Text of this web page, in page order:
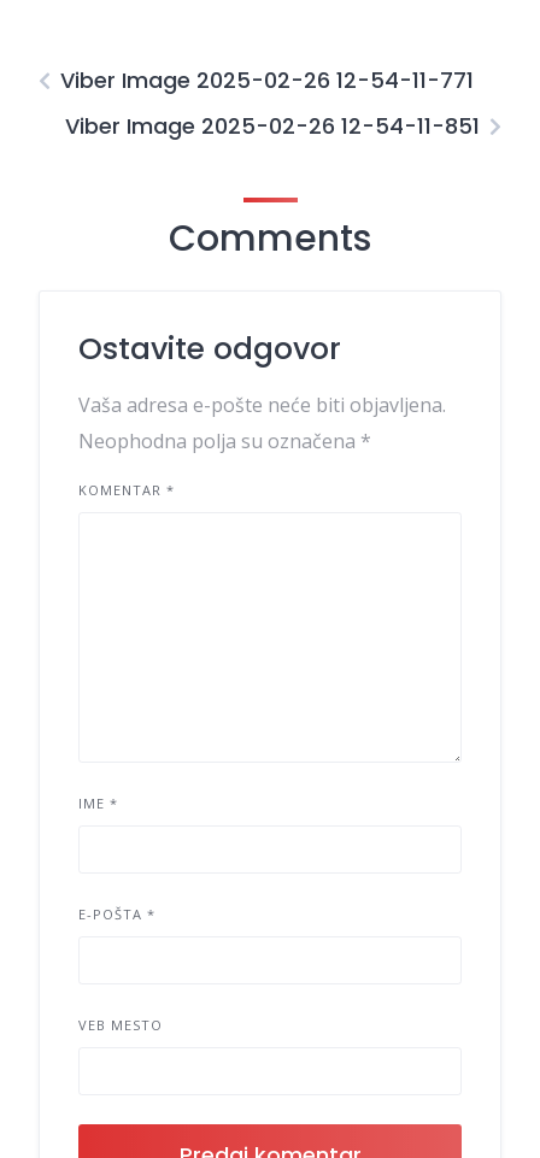
Viber Image 2025-02-26 12-54-11-771
Viber Image 2025-02-26 12-54-11-851
Comments
Ostavite odgovor
Vaša adresa e-pošte neće biti objavljena.
Neophodna polja su označena *
KOMENTAR *
IME *
E-POŠTA *
VEB MESTO